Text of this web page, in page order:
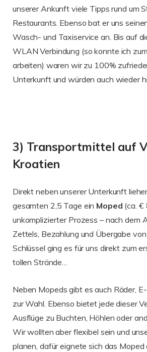
unserer Ankunft viele Tipps rund um
Restaurants. Ebenso bat er uns
Wasch- und Taxiservice an. Bis auf
WLAN Verbindung (so konnte ich
arbeiten) waren wir zu 100%
Unterkunft und würden auch wieder
3) Transportmittel auf
Kroatien
Direkt neben unserer Unterkunft
gesamten 2,5 Tage ein Moped (ca. €
unkomplizierter Prozess – nach dem
Zettels, Bezahlung und Übergabe
Schlüssel ging es für uns direkt zum
tollen Strände…
Neben Mopeds gibt es auch Räder,
zur Wahl. Ebenso bietet jede dieser
Ausflüge zu Buchten, Höhlen oder
Wir wollten aber flexibel sein und
planen, dafür eignete sich das Moped